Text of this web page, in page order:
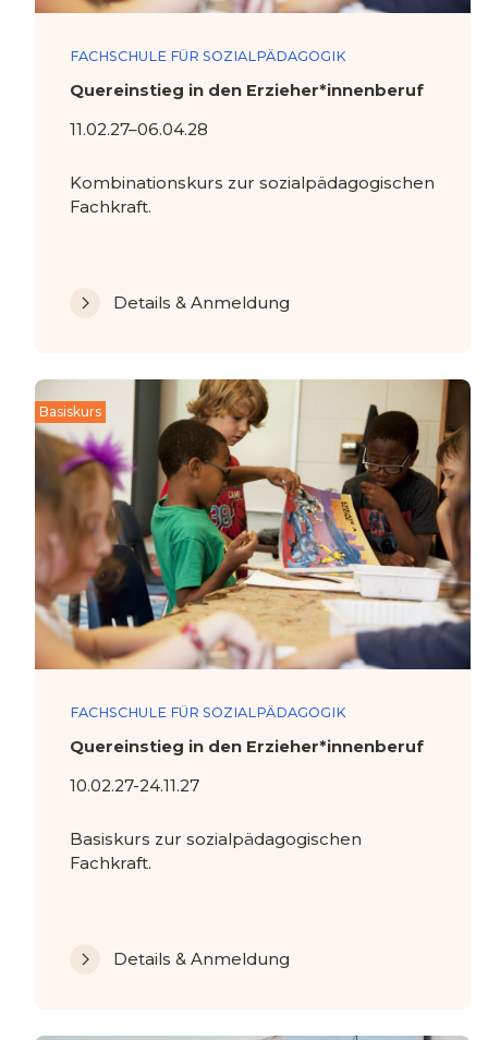
FACHSCHULE FÜR SOZIALPÄDAGOGIK
Quereinstieg in den Erzieher*innenberuf
11.02.27–06.04.28
Kombinationskurs zur sozialpädagogischen
Fachkraft.
Details & Anmeldung
Basiskurs
FACHSCHULE FÜR SOZIALPÄDAGOGIK
Quereinstieg in den Erzieher*innenberuf
10.02.27-24.11.27
Basiskurs zur sozialpädagogischen
Fachkraft.
Details & Anmeldung